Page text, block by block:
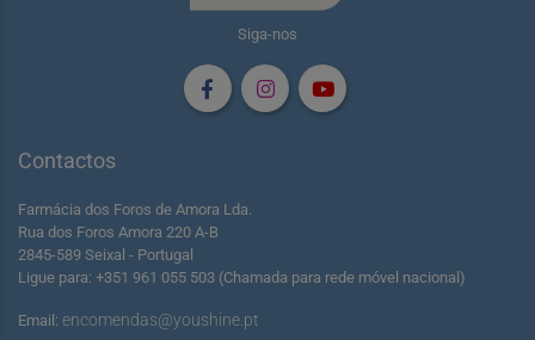
Siga-nos
Contactos
Farmácia dos Foros de Amora Lda.
Rua dos Foros Amora 220 A-B
2845-589 Seixal - Portugal
Ligue para: +351 961 055 503 (Chamada para rede móvel nacional)
Email: encomendas@youshine.pt